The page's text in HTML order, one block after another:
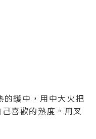
的鑊中，用中大火把
喜歡的熟度。用叉